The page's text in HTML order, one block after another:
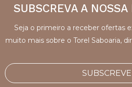
SUBSCREVA A
Seja o primeiro a receber ofertas
muito mais sobre o Torel Saboaria,